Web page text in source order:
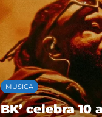
MÚSICA
BK’ celebra 10